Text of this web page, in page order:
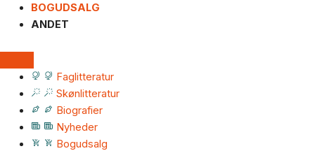
BOGUDSALG
ANDET
Faglitteratur
Skønlitteratur
Biografier
Nyheder
Bogudsalg